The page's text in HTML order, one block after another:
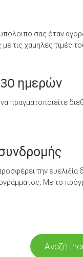
σας όταν
τις χαμηλές τιμές
ημερών
πραγματοποιείτε
την
Με το